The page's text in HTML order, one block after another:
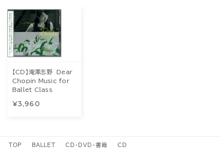
【CD】滝澤志野 Dear
Chopin Music for
Ballet Class
¥3,960
TOP BALLET CD・DVD・書籍 CD